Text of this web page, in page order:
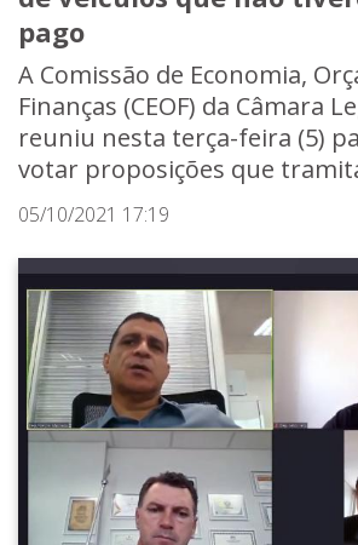
pago
A Comissão de Economia,
Finanças (CEOF) da Câmara
reuniu nesta terça-feira (5)
votar proposições que
05/10/2021 17:19